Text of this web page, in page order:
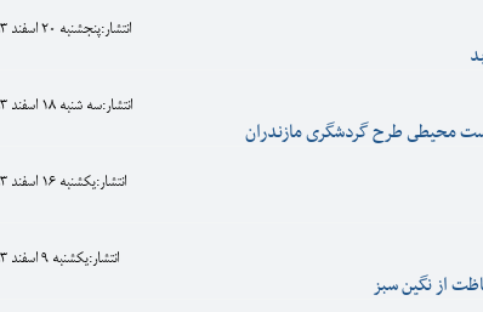
انتشار:پنجشنبه 20 اسفند 1383-0:0
انتشار:سه شنبه 18 اسفند 1383-0:0
محيطى طرح گردشگرى مازندران
انتشار:يکشنبه 16 اسفند 1383-0:0
انتشار:يکشنبه 9 اسفند 1383-0:0
از نگين سبز